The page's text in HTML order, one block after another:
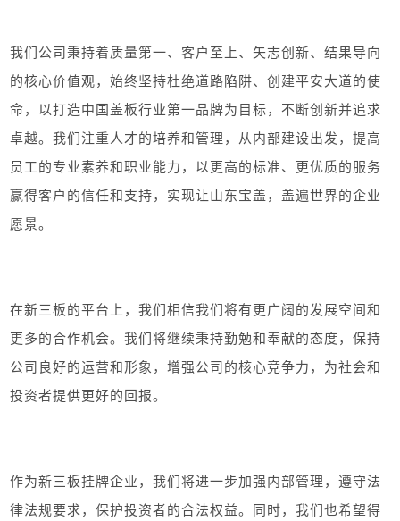
我们公司秉持着质量第一、客户至上、矢志创新、结果导向
的核心价值观，始终坚持杜绝道路陷阱、创建平安大道的使
命，以打造中国盖板行业第一品牌为目标，不断创新并追求
卓越。我们注重人才的培养和管理，从内部建设出发，提高
员工的专业素养和职业能力，以更高的标准、更优质的服务
赢得客户的信任和支持，实现让山东宝盖，盖遍世界的企业
愿景。
在新三板的平台上，我们相信我们将有更广阔的发展空间和
更多的合作机会。我们将继续秉持勤勉和奉献的态度，保持
公司良好的运营和形象，增强公司的核心竞争力，为社会和
投资者提供更好的回报。
作为新三板挂牌企业，我们将进一步加强内部管理，遵守法
律法规要求，保护投资者的合法权益。同时，我们也希望得